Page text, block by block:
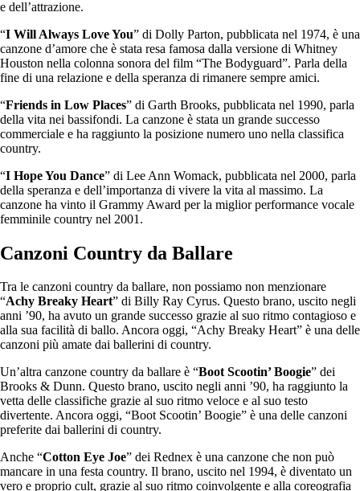
e dell’attrazione.
“I Will Always Love You” di Dolly Parton, pubblicata nel 1974, è una
canzone d’amore che è stata resa famosa dalla versione di Whitney
Houston nella colonna sonora del film “The Bodyguard”. Parla della
fine di una relazione e della speranza di rimanere sempre amici.
“Friends in Low Places” di Garth Brooks, pubblicata nel 1990, parla
della vita nei bassifondi. La canzone è stata un grande successo
commerciale e ha raggiunto la posizione numero uno nella classifica
country.
“I Hope You Dance” di Lee Ann Womack, pubblicata nel 2000, parla
della speranza e dell’importanza di vivere la vita al massimo. La
canzone ha vinto il Grammy Award per la miglior performance vocale
femminile country nel 2001.
Canzoni Country da Ballare
Tra le canzoni country da ballare, non possiamo non menzionare
“Achy Breaky Heart” di Billy Ray Cyrus. Questo brano, uscito negli
anni ’90, ha avuto un grande successo grazie al suo ritmo contagioso e
alla sua facilità di ballo. Ancora oggi, “Achy Breaky Heart” è una delle
canzoni più amate dai ballerini di country.
Un’altra canzone country da ballare è “Boot Scootin’ Boogie” dei
Brooks & Dunn. Questo brano, uscito negli anni ’90, ha raggiunto la
vetta delle classifiche grazie al suo ritmo veloce e al suo testo
divertente. Ancora oggi, “Boot Scootin’ Boogie” è una delle canzoni
preferite dai ballerini di country.
Anche “Cotton Eye Joe” dei Rednex è una canzone che non può
mancare in una festa country. Il brano, uscito nel 1994, è diventato un
vero e proprio cult, grazie al suo ritmo coinvolgente e alla coreografia